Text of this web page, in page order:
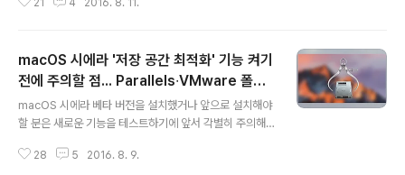
성된 윈도우 XP 기본 배경화면이라고 하더군요. 컴퓨터 그
히 수십억 명은 이 사진을 보지 않았을까 하는 생각이 드는
데요. 다른 운영체제 배경화면이지만 보기만 해도 시원한
기분이 드는 사진입니다. 이처럼 컴퓨터 배경화면으로 사
용되는 월페이퍼는 전 셰계 사람들이 가장 많이 보는 사진
소입니다. 월페이퍼에 따라 운영체제의 때깔과 느낌이 확
21 4 2016. 8. 11.
macOS 시에라 '저장 공간 최적화' 기능 켜기
전에 주의할 점... Parallels∙VMware 폴더
정리 필수
macOS 시에라 베타 버전을 설치했거나 앞으로 설치해야
할 분은 새로운 기능을 테스트하기에 앞서 각별히 주의해
관함뿐 아니라 데스크탑과 도큐멘트 폴더에 있는 파일까지
28 5 2016. 8. 9.